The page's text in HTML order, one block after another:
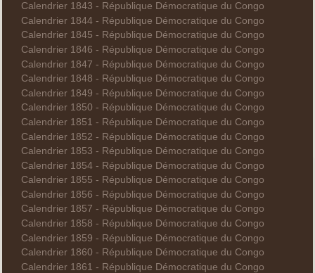
Calendrier 1843 - République Démocratique du Congo
Calendrier 1844 - République Démocratique du Congo
Calendrier 1845 - République Démocratique du Congo
Calendrier 1846 - République Démocratique du Congo
Calendrier 1847 - République Démocratique du Congo
Calendrier 1848 - République Démocratique du Congo
Calendrier 1849 - République Démocratique du Congo
Calendrier 1850 - République Démocratique du Congo
Calendrier 1851 - République Démocratique du Congo
Calendrier 1852 - République Démocratique du Congo
Calendrier 1853 - République Démocratique du Congo
Calendrier 1854 - République Démocratique du Congo
Calendrier 1855 - République Démocratique du Congo
Calendrier 1856 - République Démocratique du Congo
Calendrier 1857 - République Démocratique du Congo
Calendrier 1858 - République Démocratique du Congo
Calendrier 1859 - République Démocratique du Congo
Calendrier 1860 - République Démocratique du Congo
Calendrier 1861 - République Démocratique du Congo